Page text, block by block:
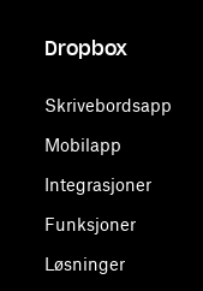
Dropbox
Skrivebordsapp
Mobilapp
Integrasjoner
Funksjoner
Løsninger